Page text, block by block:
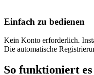
Einfach zu bedienen
Kein Konto erforderlich.
Die automatische
So funktioniert es